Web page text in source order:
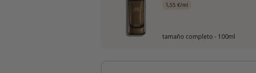
1,55 €/ml
tamaño completo - 100ml